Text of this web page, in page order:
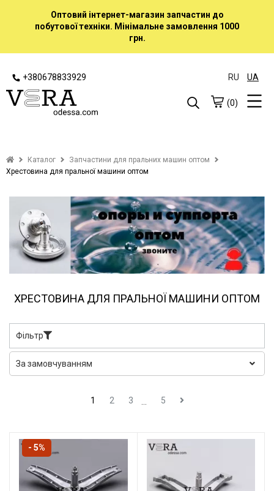
Оптовий інтернет-магазин запчастин до
побутової техніки. Мінімальне замовлення 1000
грн.
+380678833929 RU UA
(0)
Каталог
Запчастини для пральних машин оптом
Хрестовина для пральної машини оптом
ХРЕСТОВИНА ДЛЯ ПРАЛЬНОЇ МАШИНИ ОПТОМ
Фільтр
1 2 3 5
- 5%